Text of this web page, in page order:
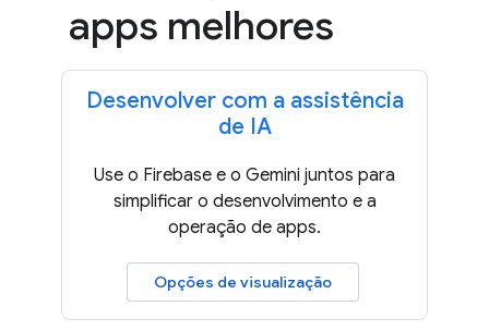
apps melhores
Desenvolver com a assistência
de IA
Use o Firebase e o Gemini juntos para
simplificar o desenvolvimento e a
operação de apps.
Opções de visualização